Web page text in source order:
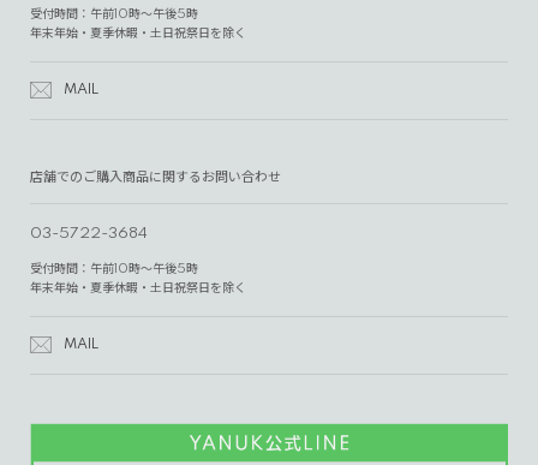
受付時間：午前10時～午後5時
年末年始・夏季休暇・土日祝祭日を除く
MAIL
店舗でのご購入商品に関するお問い合わせ
03-5722-3684
受付時間：午前10時～午後5時
年末年始・夏季休暇・土日祝祭日を除く
MAIL